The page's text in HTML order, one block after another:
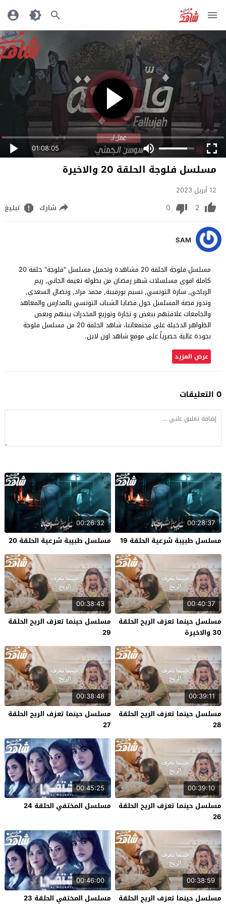
01:08:05
مسلسل فلوجة الحلقة 20 والاخيرة
12 أبريل 2023
2
0 شارك تبليغ
SAM
مسلسل فلوجة الحلقة 20 مشاهدة وتحميل مسلسل "فلوجة" حلقة 20
كاملة اقوى مسلسلات شهر رمضان من بطولة نعيمة الجاني, ريم
الرياحي, سارة التونسي, نسيم بورقيبة, محمد مراد, ونضال السعدي,
وتدور قصة المسلسل حول قضايا الشباب التونسي بالمدارس والمعاهد
والجامعات علاقتهم ببعض و تجارة وتوزيع المخدرات بينهم وبعض
الظواهر الدخيلة على مجتمعاتنا، شاهد الحلقة 20 من مسلسل فلوجة
بجودة عالية حصرياً على موقع شاهد اون لاين.
عرض المزيد
0 التعليقات
00:28:37
مسلسل طبيبة شرعية الحلقة 19
00:26:32
مسلسل طبيبة شرعية الحلقة 20
00:40:37
مسلسل حينما تعزف الريح الحلقة
30 والاخيرة
00:38:43
مسلسل حينما تعزف الريح الحلقة
29
00:39:11
مسلسل حينما تعزف الريح الحلقة
28
00:38:48
مسلسل حينما تعزف الريح الحلقة
27
00:39:10
مسلسل حينما تعزف الريح الحلقة
26
00:45:25
مسلسل المختفي الحلقة 24
00:38:59
مسلسل حينما تعزف الريح الحلقة
00:46:00
مسلسل المختفي الحلقة 23